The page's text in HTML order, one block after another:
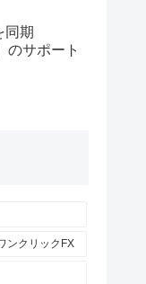
同期
のサポート
ンクリックFX